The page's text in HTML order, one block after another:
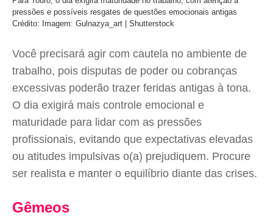
pressões e possíveis resgates de questões emocionais antigas
Crédito: Imagem: Gulnazya_art | Shutterstock
Você precisará agir com cautela no ambiente de
trabalho, pois disputas de poder ou cobranças
excessivas poderão trazer feridas antigas à tona.
O dia exigirá mais controle emocional e
maturidade para lidar com as pressões
profissionais, evitando que expectativas elevadas
ou atitudes impulsivas o(a) prejudiquem. Procure
ser realista e manter o equilíbrio diante das crises.
Gêmeos